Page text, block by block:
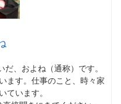
、およね（通称）です。
ます。仕事のこと、時々家
ています。